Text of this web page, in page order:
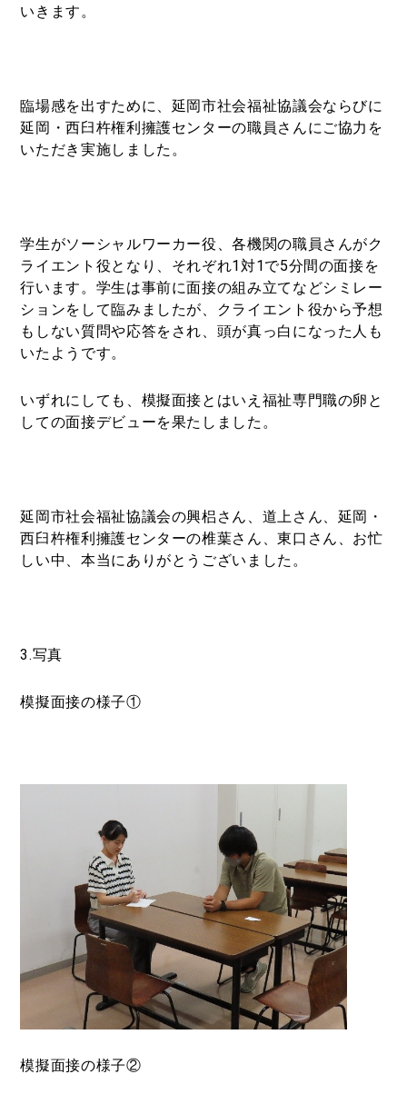
いきます。
臨場感を出すために、延岡市社会福祉協議会ならびに
延岡・西臼杵権利擁護センターの職員さんにご協力を
いただき実施しました。
学生がソーシャルワーカー役、各機関の職員さんがク
ライエント役となり、それぞれ1対1で5分間の面接を
行います。学生は事前に面接の組み立てなどシミレー
ションをして臨みましたが、クライエント役から予想
もしない質問や応答をされ、頭が真っ白になった人も
いたようです。
いずれにしても、模擬面接とはいえ福祉専門職の卵と
しての面接デビューを果たしました。
延岡市社会福祉協議会の興梠さん、道上さん、延岡・
西臼杵権利擁護センターの椎葉さん、東口さん、お忙
しい中、本当にありがとうございました。
3.写真
模擬面接の様子①
模擬面接の様子②